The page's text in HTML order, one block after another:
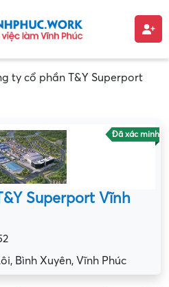
ty cổ phần T&Y Superport
Đã xác minh
Superport Vĩnh
Bình Xuyên, Vĩnh Phúc